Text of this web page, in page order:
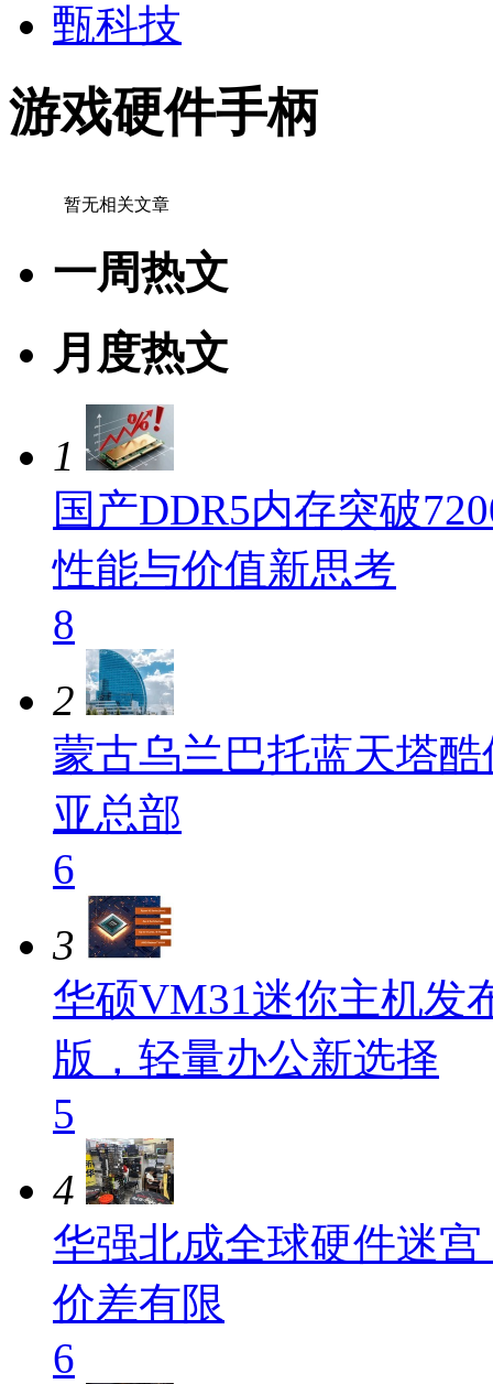
甄科技
游戏硬件手柄
暂无相关文章
一周热文
月度热文
1
国产DDR5内存突破
性能与价值新思考
8
2
蒙古乌兰巴托蓝天塔
亚总部
6
3
华硕VM31迷你主机发
版，轻量办公新选择
5
4
华强北成全球硬件迷
价差有限
6